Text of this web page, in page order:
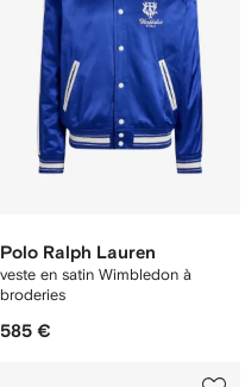
Polo Ralph Lauren
veste en satin Wimbledon à
broderies
585 €